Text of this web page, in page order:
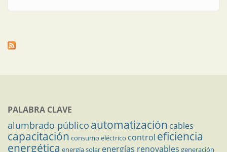
PALABRA CLAVE
alumbrado público automatización cables
capacitación consumo eléctrico control eficiencia
energética energía solar energías renovables generación